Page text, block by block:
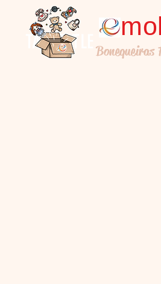
Bonequeiras
TALL TITLE